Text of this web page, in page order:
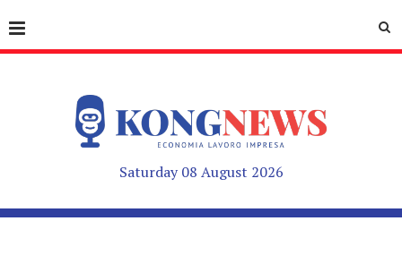
Saturday 08 August 2026